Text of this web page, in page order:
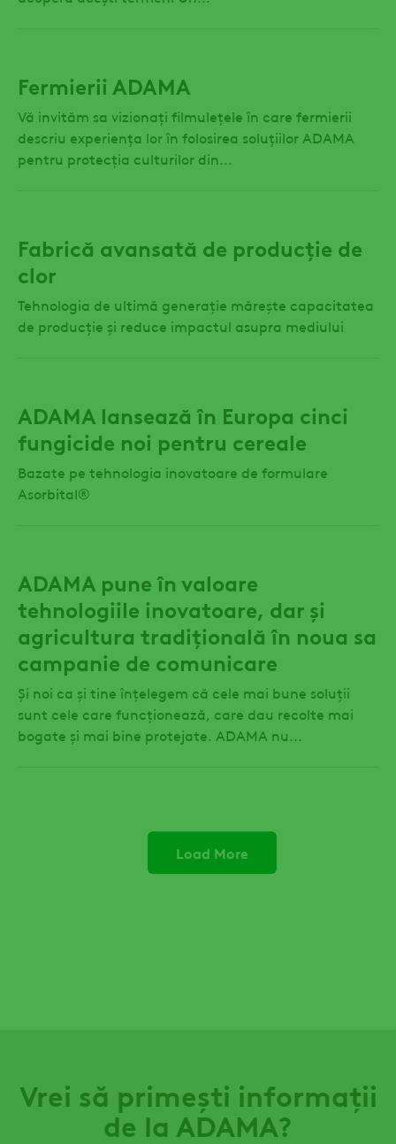
Fermierii ADAMA
Vă invităm sa vizionați filmulețele în care fermierii
descriu experiența lor în folosirea soluțiilor ADAMA
pentru protecția culturilor din...
Fabrică avansată de producție de
clor
Tehnologia de ultimă generație mărește capacitatea
de producție și reduce impactul asupra mediului
ADAMA lansează în Europa cinci
fungicide noi pentru cereale
Bazate pe tehnologia inovatoare de formulare
Asorbital®
ADAMA pune în valoare
tehnologiile inovatoare, dar și
agricultura tradițională în noua sa
campanie de comunicare
Și noi ca și tine înțelegem că cele mai bune soluții
sunt cele care funcționează, care dau recolte mai
bogate și mai bine protejate. ADAMA nu...
Load More
Vrei să primești informații
de la ADAMA?